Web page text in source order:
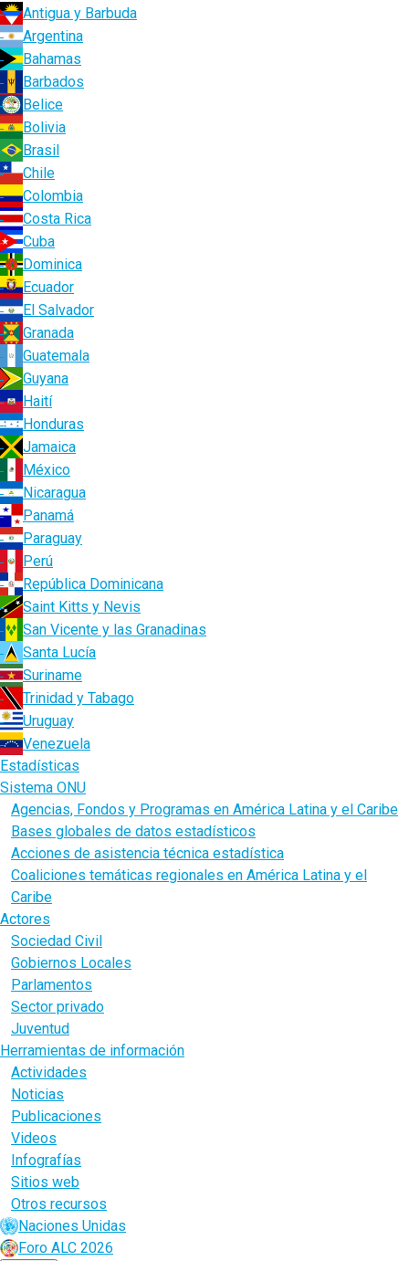
Antigua y Barbuda
Argentina
Bahamas
Barbados
Belice
Bolivia
Brasil
Chile
Colombia
Costa Rica
Cuba
Dominica
Ecuador
El Salvador
Granada
Guatemala
Guyana
Haití
Honduras
Jamaica
México
Nicaragua
Panamá
Paraguay
Perú
República Dominicana
Saint Kitts y Nevis
San Vicente y las Granadinas
Santa Lucía
Suriname
Trinidad y Tabago
Uruguay
Venezuela
Estadísticas
Sistema ONU
Agencias, Fondos y Programas en América Latina y el Caribe
Bases globales de datos estadísticos
Acciones de asistencia técnica estadística
Coaliciones temáticas regionales en América Latina y el
Caribe
Actores
Sociedad Civil
Gobiernos Locales
Parlamentos
Sector privado
Juventud
Herramientas de información
Actividades
Noticias
Publicaciones
Videos
Infografías
Sitios web
Otros recursos
Naciones Unidas
Foro ALC 2026